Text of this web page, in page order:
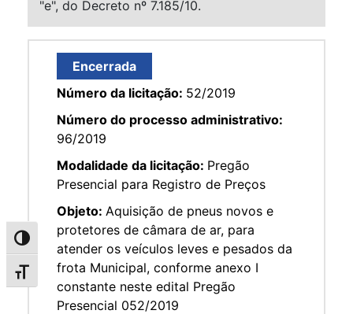
Alternar alto contraste
Alternar tamanho da fonte
"e", do Decreto nº 7.185/10.
Encerrada
Número da licitação: 52/2019
Número do processo administrativo:
96/2019
Modalidade da licitação: Pregão
Presencial para Registro de Preços
Objeto: Aquisição de pneus novos e
protetores de câmara de ar, para
atender os veículos leves e pesados da
frota Municipal, conforme anexo I
constante neste edital Pregão
Presencial 052/2019